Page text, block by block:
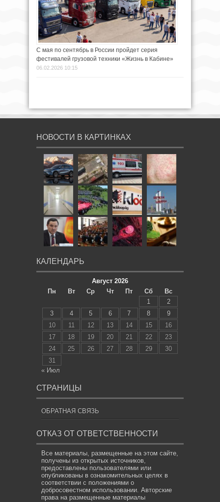
С мая по сентябрь в России пройдет серия
фестивалей грузовой техники «Жизнь в Кабине»
06.02.2026 10:15
НОВОСТИ В КАРТИНКАХ
КАЛЕНДАРЬ
Август 2026
Пн
Вт Ср Чт Пт Сб
Вс
1
2
3
4 5 6 7 8
9
10
11 12 13 14 15
16
17
18 19 20 21 22
23
24
25 26 27 28 29
30
31
« Июл
СТРАНИЦЫ
ОБРАТНАЯ СВЯЗЬ
ОТКАЗ ОТ ОТВЕТСТВЕННОСТИ
Все материалы, размещенные на этом сайте,
получены из открытых источников,
предоставлены пользователями или
опубликованы в ознакомительных целях в
соответствии с положениями о
добросовестном использовании. Авторские
права на размещенные материалы